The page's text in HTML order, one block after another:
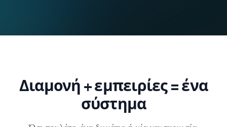
Διαμονή + εμπειρίες = ένα
σύστημα